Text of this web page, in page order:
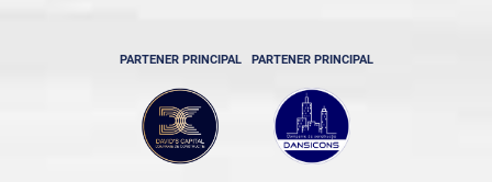
PARTENER PRINCIPAL PARTENER PRINCIPAL